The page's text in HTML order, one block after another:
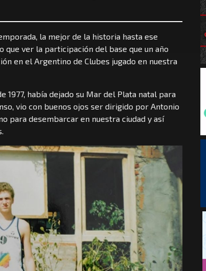
la mejor de la historia hasta ese
que ver la participación del base que un año
en el Argentino de Clubes jugado en nuestra
1977, había dejado su Mar del Plata natal para
vio con buenos ojos ser dirigido por Antonio
para desembarcar en nuestra ciudad y así